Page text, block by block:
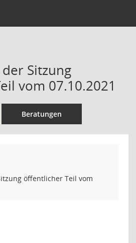
Sitzung
vom 07.10.2021
Beratungen
öffentlicher Teil vom